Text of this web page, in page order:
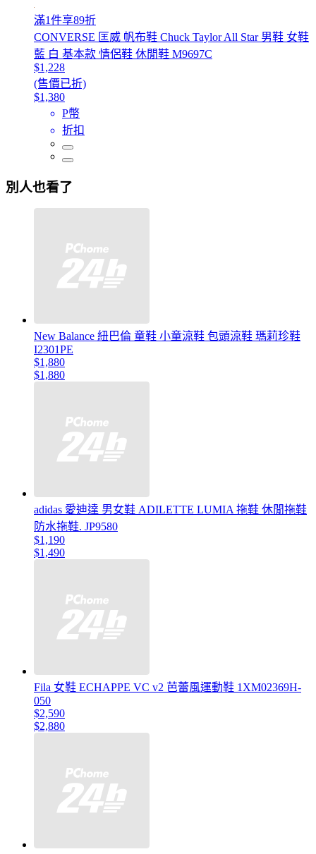
滿1件享89折
CONVERSE 匡威 帆布鞋 Chuck Taylor All Star 男鞋 女鞋
藍 白 基本款 情侶鞋 休閒鞋 M9697C
$1,228
(售價已折)
$1,380
P幣
折扣
別人也看了
New Balance 紐巴倫 童鞋 小童涼鞋 包頭涼鞋 瑪莉珍鞋
I2301PE
$1,880
$1,880
adidas 愛迪達 男女鞋 ADILETTE LUMIA 拖鞋 休閒拖鞋
防水拖鞋. JP9580
$1,190
$1,490
Fila 女鞋 ECHAPPE VC v2 芭蕾風運動鞋 1XM02369H-
050
$2,590
$2,880